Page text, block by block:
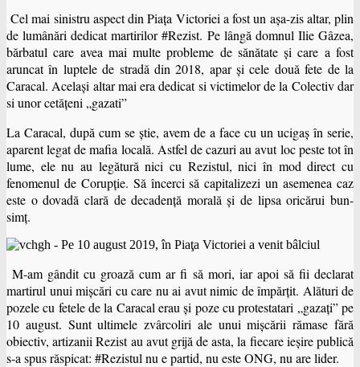
Cel mai sinistru aspect din Piaţa Victoriei a fost un aşa-zis altar, plin
de lumânări dedicat martirilor #Rezist. Pe lângă domnul Ilie Gâzea,
bărbatul care avea mai multe probleme de sănătate şi care a fost
aruncat în luptele de stradă din 2018, apar şi cele două fete de la
Caracal. Același altar mai era dedicat si victimelor de la Colectiv dar
si unor cetățeni „gazati”
La Caracal, după cum se ştie, avem de a face cu un ucigaş în serie,
aparent legat de mafia locală. Astfel de cazuri au avut loc peste tot în
lume, ele nu au legătură nici cu Rezistul, nici în mod direct cu
fenomenul de Corupţie. Să încerci să capitalizezi un asemenea caz
este o dovadă clară de decadenţă morală şi de lipsa oricărui bun-
simţ.
M-am gândit cu groază cum ar fi să mori, iar apoi să fii declarat
martirul unui mişcări cu care nu ai avut nimic de împărţit. Alături de
pozele cu fetele de la Caracal erau şi poze cu protestatari „gazaţi” pe
10 august. Sunt ultimele zvârcoliri ale unui mişcării rămase fără
obiectiv, artizanii Rezist au avut grijă de asta, la fiecare ieşire publică
s-a spus răspicat: #Rezistul nu e partid, nu este ONG, nu are lider.